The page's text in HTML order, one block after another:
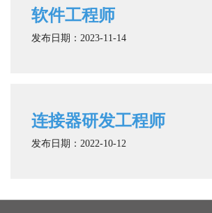
软件工程师
发布日期：2023-11-14
连接器研发工程师
发布日期：2022-10-12